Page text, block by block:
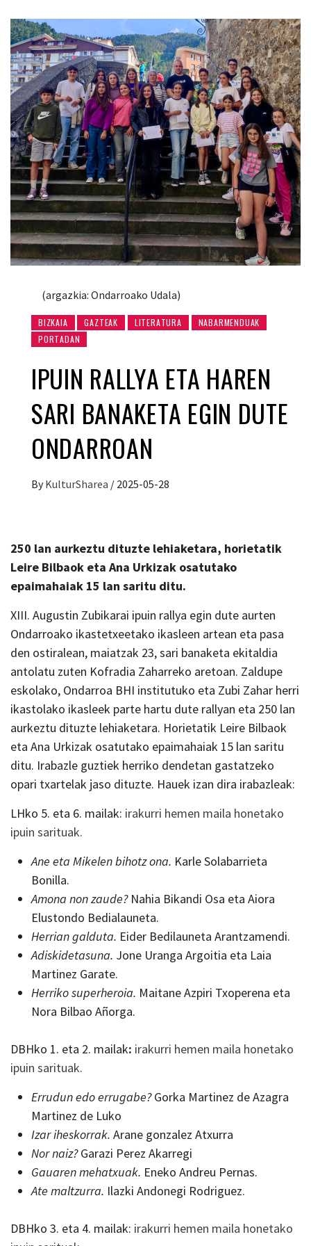
(argazkia: Ondarroako Udala)
BIZKAIA GAZTEAK LITERATURA
NABARMENDUAK
PORTADAN
IPUIN RALLYA ETA HAREN
SARI BANAKETA EGIN DUTE
ONDARROAN
By KulturSharea / 2025-05-28
250 lan aurkeztu dituzte lehiaketara, horietatik
Leire Bilbaok eta Ana Urkizak osatutako
epaimahaiak 15 lan saritu ditu.
XIII. Augustin Zubikarai ipuin rallya egin dute aurten
Ondarroako ikastetxeetako ikasleen artean eta pasa
den ostiralean, maiatzak 23, sari banaketa ekitaldia
antolatu zuten Kofradia Zaharreko aretoan. Zaldupe
eskolako, Ondarroa BHI institutuko eta Zubi Zahar herri
ikastolako ikasleek parte hartu dute rallyan eta 250 lan
aurkeztu dituzte lehiaketara. Horietatik Leire Bilbaok
eta Ana Urkizak osatutako epaimahaiak 15 lan saritu
ditu. Irabazle guztiek herriko dendetan gastatzeko
opari txartelak jaso dituzte. Hauek izan dira irabazleak:
LHko 5. eta 6. mailak: irakurri hemen maila honetako
ipuin sarituak.
Ane eta Mikelen bihotz ona. Karle Solabarrieta
Bonilla.
Amona non zaude?Nahia Bikandi Osa eta Aiora
Elustondo Bedialauneta.
Herrian galduta. Eider Bedilauneta Arantzamendi.
Adiskidetasuna. Jone Uranga Argoitia eta Laia
Martinez Garate.
Herriko superheroia. Maitane Azpiri Txoperena eta
Nora Bilbao Añorga.
DBHko 1. eta 2. mailak: irakurri hemen maila honetako
ipuin sarituak.
Errudun edo errugabe?Gorka Martinez de Azagra
Martinez de Luko
Izar iheskorrak. Arane gonzalez Atxurra
Nor naiz?Garazi Perez Akarregi
Gauaren mehatxuak. Eneko Andreu Pernas.
Ate maltzurra. Ilazki Andonegi Rodriguez.
DBHko 3. eta 4. mailak: irakurri hemen maila honetako